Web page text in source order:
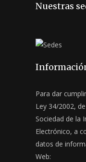
Nuestras
Para dar
Ley 34/2002,
Sociedad de la
Electrónico, a
datos de
Web: